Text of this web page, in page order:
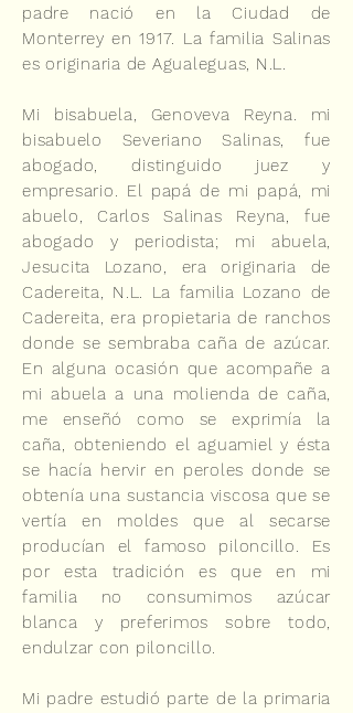
padre nació en la Ciudad de
Monterrey en 1917. La familia Salinas
es originaria de Agualeguas, N.L.
Mi bisabuela, Genoveva Reyna. mi
bisabuelo Severiano Salinas, fue
abogado, distinguido juez y
empresario. El papá de mi papá, mi
abuelo, Carlos Salinas Reyna, fue
abogado y periodista; mi abuela,
Jesucita Lozano, era originaria de
Cadereita, N.L. La familia Lozano de
Cadereita, era propietaria de ranchos
donde se sembraba caña de azúcar.
En alguna ocasión que acompañe a
mi abuela a una molienda de caña,
me enseñó como se exprimía la
caña, obteniendo el aguamiel y ésta
se hacía hervir en peroles donde se
obtenía una sustancia viscosa que se
vertía en moldes que al secarse
producían el famoso piloncillo. Es
por esta tradición es que en mi
familia no consumimos azúcar
blanca y preferimos sobre todo,
endulzar con piloncillo.
Mi padre estudió parte de la primaria